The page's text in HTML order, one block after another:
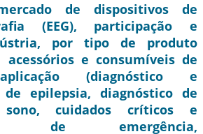
de dispositivos de
(EEG), participação e
por tipo de produto
acessórios e consumíveis de
(diagnóstico e
epilepsia, diagnóstico de
cuidados críticos e
de emergência,